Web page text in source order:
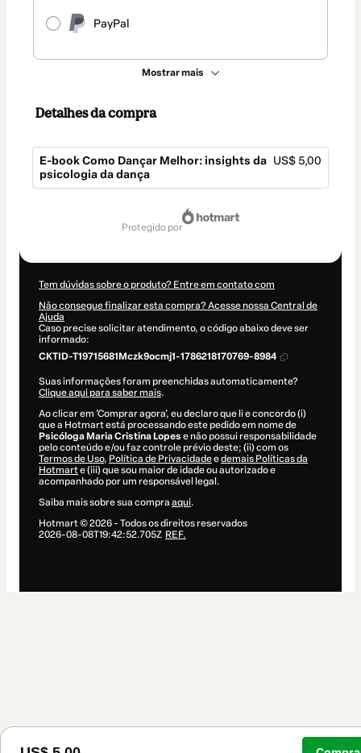
PayPal
Mostrar mais
Detalhes da compra
E-book Como Dançar Melhor: insights da
psicologia da dança
US$ 5,00
protegido por
Tem dúvidas sobre o produto? Entre em contato com
Não consegue finalizar esta compra? Acesse nossa Central de
Ajuda
Caso precise solicitar atendimento, o código abaixo deve ser
informado:
CKTID-T19715681Mczk9ocmj1-1786218170769-8984
Suas informações foram preenchidas automaticamente?
Clique aqui para saber mais.
Ao clicar em 'Comprar agora', eu declaro que li e concordo (i)
que a Hotmart está processando este pedido em nome de
Psicóloga Maria Cristina Lopes e não possui responsabilidade
pelo conteúdo e/ou faz controle prévio deste; (ii) com os
Termos de Uso, Política de Privacidadeedemais Políticas da
Hotmarte (iii) que sou maior de idade ou autorizado e
acompanhado por um responsável legal.
Saiba mais sobre sua compra aqui.
Hotmart ©2026- Todos os direitos reservados
2026-08-08T19:42:52.705Z REF.